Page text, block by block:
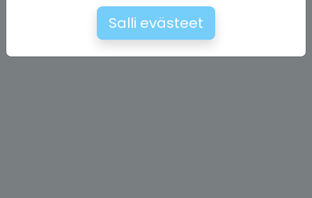
Salli evästeet